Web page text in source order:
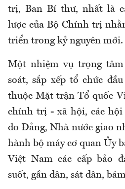
trị, Ban Bí thư, nhất là
lược của Bộ Chính trị
triển trong kỷ nguyên mới.
Một nhiệm vụ trọng
soát, sắp xếp tổ chức
thuộc Mặt trận Tổ quốc
chính trị - xã hội, các hội
do Đảng, Nhà nước giao
hành bộ máy cơ quan Ủy
Việt Nam các cấp bảo
suốt, gần dân, sát dân,